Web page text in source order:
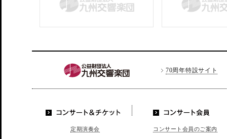
70周年特設サイト
定期演奏会 コンサート会員のご案内